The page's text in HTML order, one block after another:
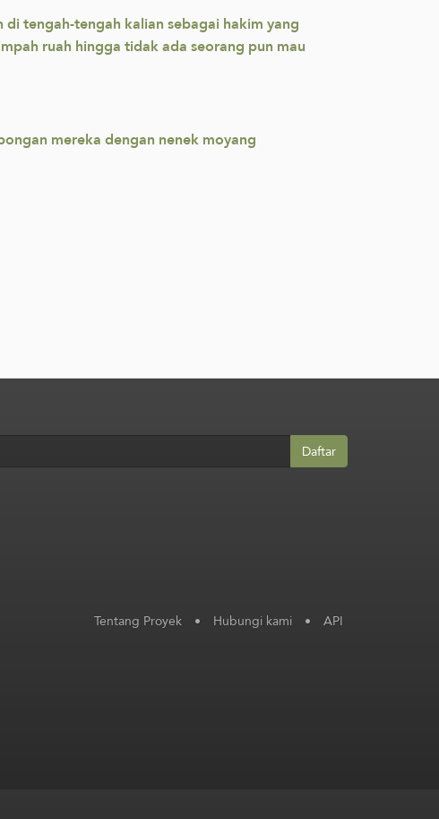
tengah-tengah kalian sebagai hakim yang
ruah hingga tidak ada seorang pun mau
mereka dengan nenek moyang
Daftar
Tentang Proyek • Hubungi kami • API